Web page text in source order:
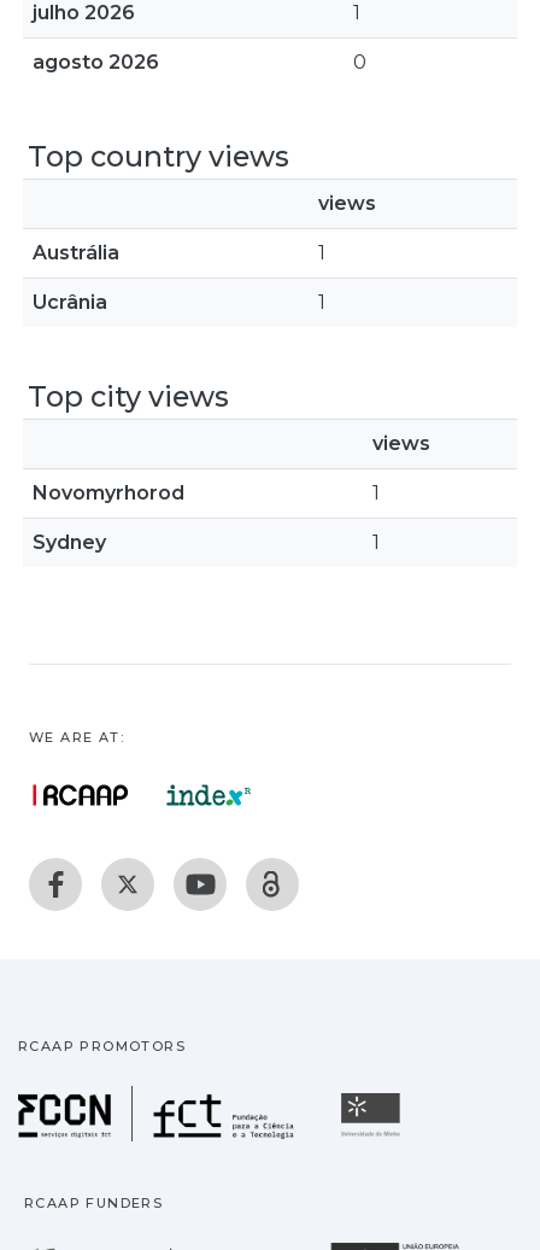
julho 2026 1
agosto 2026 0
Top country views
views
Austrália 1
Ucrânia 1
Top city views
views
Novomyrhorod 1
Sydney 1
WE ARE AT:
RCAAP PROMOTORS
Fundação para a
RCAAP FUNDERS